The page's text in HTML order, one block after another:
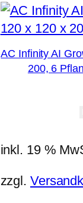
AC Infinity AI
200, 6
inkl. 19 %
zzgl.